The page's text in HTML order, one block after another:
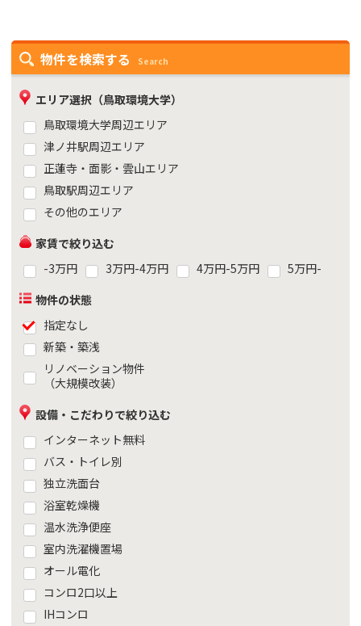
物件を検索する Search
エリア選択（鳥取環境大学）
鳥取環境大学周辺エリア
津ノ井駅周辺エリア
正蓮寺・面影・雲山エリア
鳥取駅周辺エリア
その他のエリア
家賃で絞り込む
-3万円
3万円-4万円 4万円-5万円
5万円-
物件の状態
指定なし
新築・築浅
リノベーション物件
（大規模改装）
設備・こだわりで絞り込む
インターネット無料
バス・トイレ別
独立洗面台
浴室乾燥機
温水洗浄便座
室内洗濯機置場
オール電化
コンロ2口以上
IHコンロ